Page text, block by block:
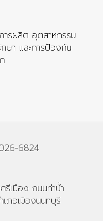
ารผลิต อุตสาหกรรม
ษา และการป้องกัน
6824
เมือง ถนนท่าน้ำ
ภอเมืองนนทบุรี